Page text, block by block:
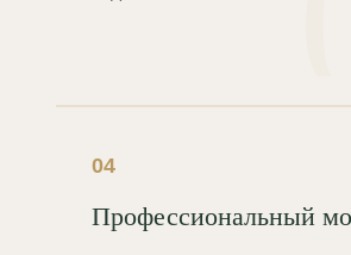
04
Профессиональный